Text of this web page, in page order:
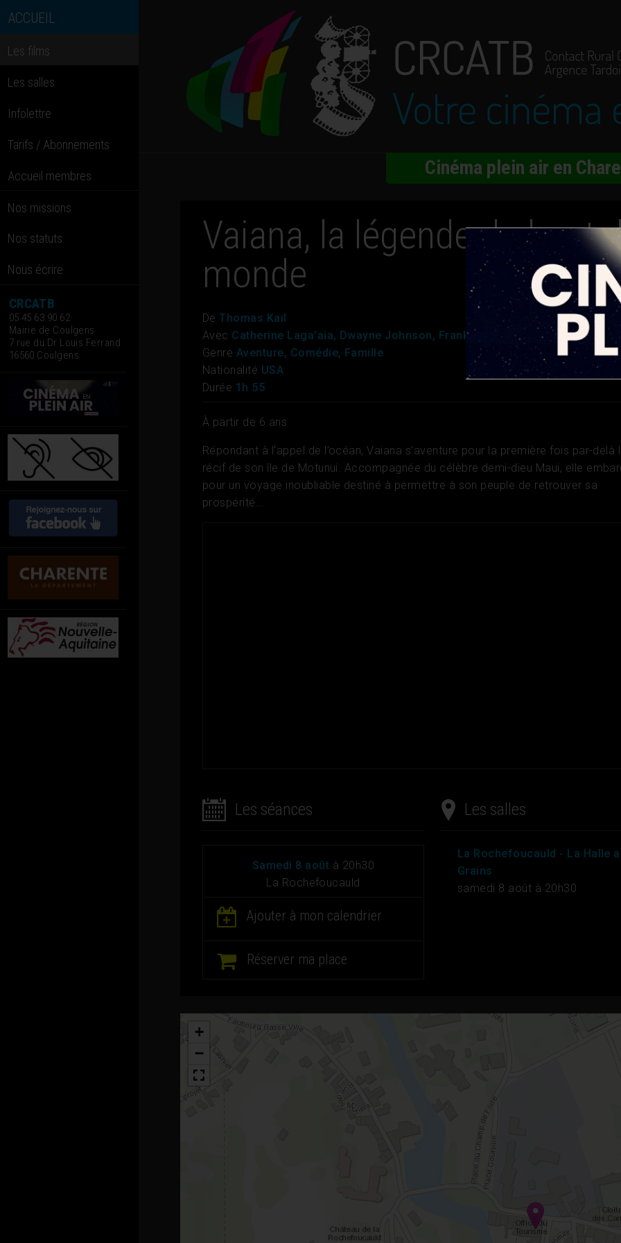
ACCUEIL
Les films
Les salles
Infolettre
Tarifs / Abonnements
Accueil membres
Nos missions
Nos statuts
Nous écrire
CRCATB
05 45 63 90 62
Mairie de Coulgens
7 rue du Dr Louis Ferrand
16560 Coulgens
Cinéma plein air en
Vaiana, la légende du bout
monde
DeThomas Kail
Avec Catherine Laga’aia, Dwayne Johnson, Frankie Adams
Genre Aventure, Comédie, Famille
Nationalité USA
Durée 1h 55
À partir de 6 ans
Répondant à l’appel de l’océan, Vaiana s’aventure pour la première fois par-delà
récif de son île de Motunui. Accompagnée du célèbre demi-dieu Maui, elle
pour un voyage inoubliable destiné à permettre à son peuple de retrouver sa
prospérité…
Les séances
samedi 8 août à 20h30
La Rochefoucauld
Ajouter à mon calendrier
Réserver ma place
Les salles
La Rochefoucauld - La Halle
Grains
samedi 8 août à 20h30
+
−